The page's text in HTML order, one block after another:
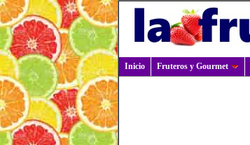
Inicio Fruteros y Gourmet